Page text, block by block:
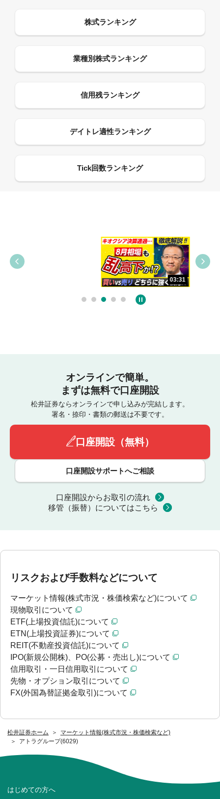
松井証券ホーム
マーケット情報(株式市況・株価検索など)
アトラグループ(6029)
03:31
オンラインで簡単。
まずは無料で口座開設
松井証券ならオンラインで申し込みが完結します。
署名・捺印・書類の郵送は不要です。
口座開設（無料）
口座開設サポートへご相談
口座開設からお取引の流れ
移管（振替）についてはこちら
リスクおよび手数料などについて
マーケット情報(株式市況・株価検索など)について
現物取引について
ETF(上場投資信託)について
ETN(上場投資証券)について
REIT(不動産投資信託)について
IPO(新規公開株)、PO(公募・売出し)について
信用取引・一日信用取引について
先物・オプション取引について
FX(外国為替証拠金取引)について
はじめての方へ